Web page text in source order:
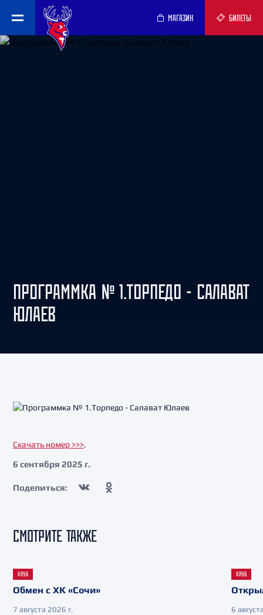
МАГАЗИН БИЛЕТЫ
ПРОГРАММКА № 1.ТОРПЕДО - САЛАВАТ
ЮЛАЕВ
Скачать номер >>>.
6 сентября 2025 г.
Поделиться:
СМОТРИТЕ ТАКЖЕ
КЛУБ
Обмен с ХК «Сочи»
7 августа 2026 г.
КЛУБ
6